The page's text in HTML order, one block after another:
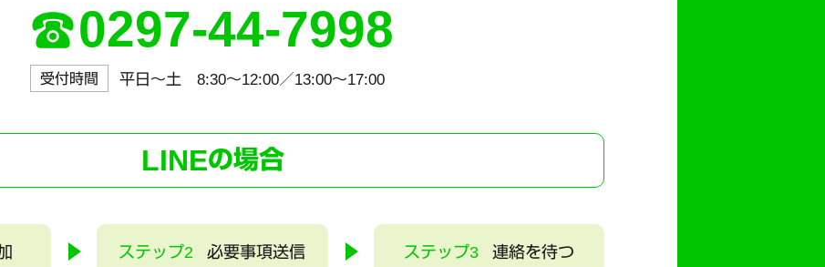
0297-44-7998
受付時間 平日～土 8:30〜12:00／13:00〜17:00
LINEの場合
ステップ2 必要事項送信 ステップ3 連絡を待つ